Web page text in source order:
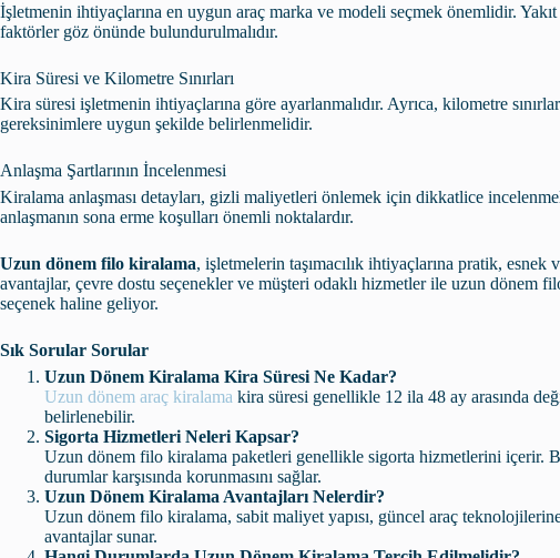
İşletmenin ihtiyaçlarına en uygun araç marka ve modeli seçmek önemlidir.
faktörler göz önünde bulundurulmalıdır.
Kira Süresi ve Kilometre Sınırları
Kira süresi işletmenin ihtiyaçlarına göre ayarlanmalıdır. Ayrıca, kilometre
gereksinimlere uygun şekilde belirlenmelidir.
Anlaşma Şartlarının İncelenmesi
Kiralama anlaşması detayları, gizli maliyetleri önlemek için dikkatlice
anlaşmanın sona erme koşulları önemli noktalardır.
Uzun dönem filo kiralama, işletmelerin taşımacılık ihtiyaçlarına pratik,
avantajlar, çevre dostu seçenekler ve müşteri odaklı hizmetler ile uzun dönem
seçenek haline geliyor.
Sık Sorular Sorular
Uzun Dönem Kiralama Kira Süresi Ne Kadar?
Uzun dönem araç kiralama kira süresi genellikle 12 ila 48 ay arasında
belirlenebilir.
Sigorta Hizmetleri Neleri Kapsar?
Uzun dönem filo kiralama paketleri genellikle sigorta hizmetlerini içerir.
durumlar karşısında korunmasını sağlar.
Uzun Dönem Kiralama Avantajları Nelerdir?
Uzun dönem filo kiralama, sabit maliyet yapısı, güncel araç
avantajlar sunar.